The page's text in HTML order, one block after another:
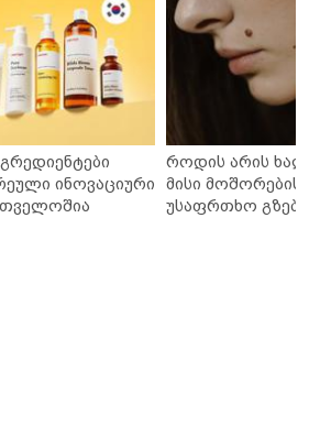
ინოვაციური
როდის არის
მისი მოშორების
უსაფრთხო გზები